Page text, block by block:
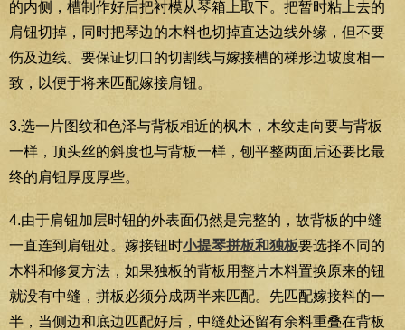
的内侧，槽制作好后把衬模从琴箱上取下。把暂时粘上去的
肩钮切掉，同时把琴边的木料也切掉直达边线外缘，但不要
伤及边线。要保证切口的切割线与嫁接槽的梯形边坡度相一
致，以便于将来匹配嫁接肩钮。
3.选一片图纹和色泽与背板相近的枫木，木纹走向要与背板
一样，顶头丝的斜度也与背板一样，刨平整两面后还要比最
终的肩钮厚度厚些。
4.由于肩钮加层时钮的外表面仍然是完整的，故背板的中缝
一直连到肩钮处。嫁接钮时小提琴拼板和独板要选择不同的
木料和修复方法，如果独板的背板用整片木料置换原来的钮
就没有中缝，拼板必须分成两半来匹配。先匹配嫁接料的一
半，当侧边和底边匹配好后，中缝处还留有余料重叠在背板